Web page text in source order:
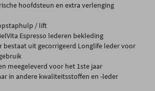
hoofdsteun en extra verlenging
/ lift
Espresso lederen bekleding
bestaat uit gecorrigeerd Longlife leder voor
meegeleverd voor het 1ste jaar
in andere kwaliteitsstoffen en -leder